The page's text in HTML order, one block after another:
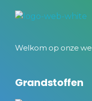
Welkom op onze
Grandstoffen